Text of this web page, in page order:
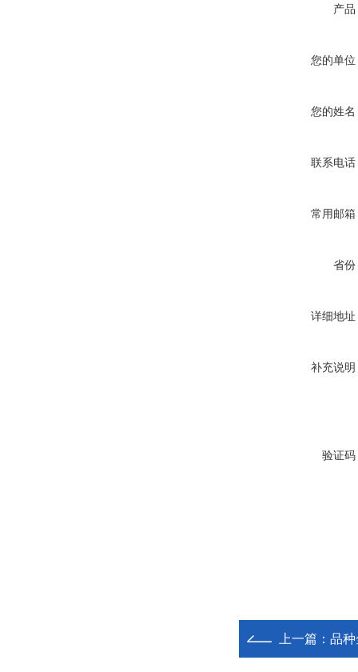
产品
您的单位
您的姓名
联系电话
常用邮箱
省份
详细地址
补充说明
验证码
上一篇： 品